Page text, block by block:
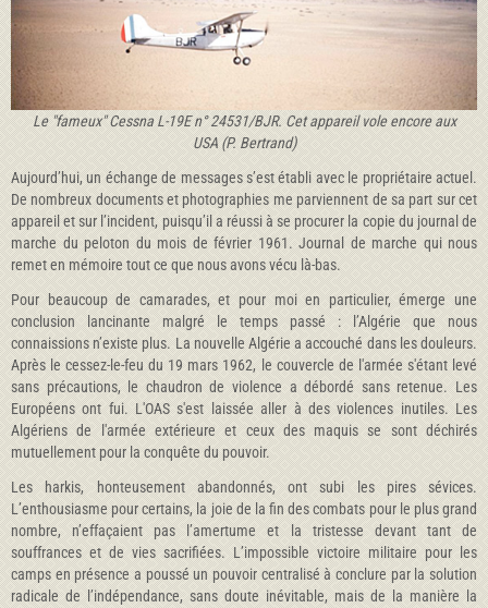
Le "fameux" Cessna L-19E n° 24531/BJR. Cet appareil vole encore aux
USA (P. Bertrand)
Aujourd’hui, un échange de messages s’est établi avec le propriétaire actuel.
De nombreux documents et photographies me parviennent de sa part sur cet
appareil et sur l’incident, puisqu’il a réussi à se procurer la copie du journal de
marche du peloton du mois de février 1961. Journal de marche qui nous
remet en mémoire tout ce que nous avons vécu là-bas.
Pour beaucoup de camarades, et pour moi en particulier, émerge une
conclusion lancinante malgré le temps passé : l’Algérie que nous
connaissions n’existe plus. La nouvelle Algérie a accouché dans les douleurs.
Après le cessez-le-feu du 19 mars 1962, le couvercle de l'armée s'étant levé
sans précautions, le chaudron de violence a débordé sans retenue. Les
Européens ont fui. L'OAS s'est laissée aller à des violences inutiles. Les
Algériens de l'armée extérieure et ceux des maquis se sont déchirés
mutuellement pour la conquête du pouvoir.
Les harkis, honteusement abandonnés, ont subi les pires sévices.
L’enthousiasme pour certains, la joie de la fin des combats pour le plus grand
nombre, n’effaçaient pas l’amertume et la tristesse devant tant de
souffrances et de vies sacrifiées. L’impossible victoire militaire pour les
camps en présence a poussé un pouvoir centralisé à conclure par la solution
radicale de l’indépendance, sans doute inévitable, mais de la manière la